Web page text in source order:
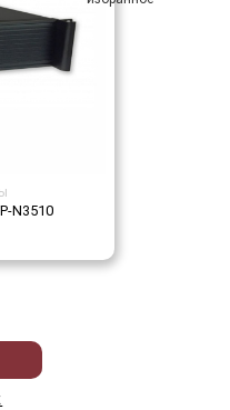
N3510